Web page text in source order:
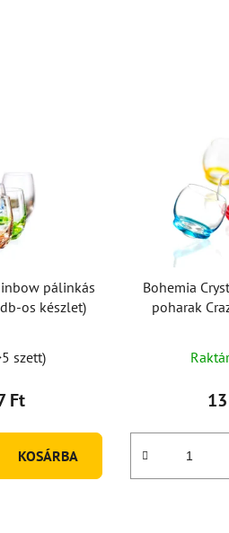
pálinkás
os készlet)
szett)
Ft
KOSÁRBA
Bohemia
poharak